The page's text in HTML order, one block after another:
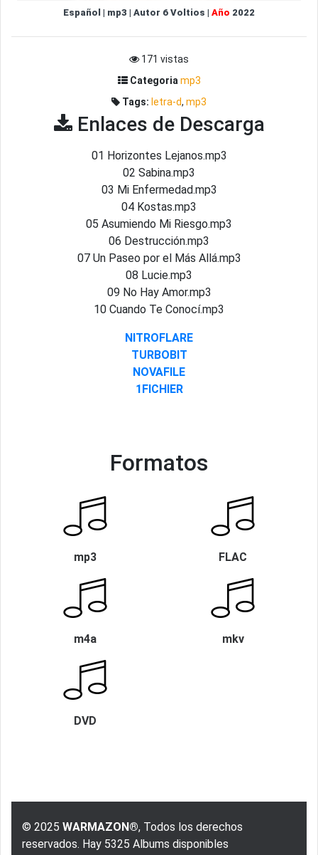
Español | mp3 | Autor 6 Voltios | Año 2022
171 vistas
Categoria mp3
Tags: letra-d, mp3
Enlaces de Descarga
01 Horizontes Lejanos.mp3
02 Sabina.mp3
03 Mi Enfermedad.mp3
04 Kostas.mp3
05 Asumiendo Mi Riesgo.mp3
06 Destrucción.mp3
07 Un Paseo por el Más Allá.mp3
08 Lucie.mp3
09 No Hay Amor.mp3
10 Cuando Te Conocí.mp3
NITROFLARE
TURBOBIT
NOVAFILE
1FICHIER
Formatos
mp3 FLAC
m4a mkv
DVD
© 2025 WARMAZON®, Todos los derechos
reservados. Hay 5325 Albums disponibles